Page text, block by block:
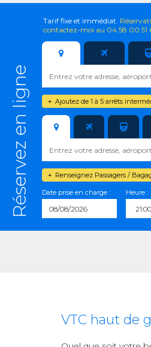
Réservez en ligne
Tarif fixe et immédiat.
contactez-moi au 04 58 00 51
Ajoutez de 1 à 5 arrêts
+
Renseignez Passagers /
+
Date prise en charge : Heure :
VTC haut de